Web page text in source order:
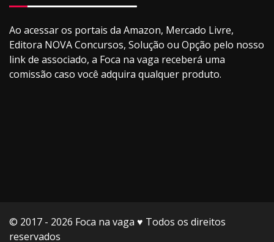
Ao acessar os portais da Amazon, Mercado Livre,
Editora NOVA Concursos, Solução ou Opção pelo nosso
link de associado, a Foca na vaga receberá uma
comissão caso você adquira qualquer produto.
© 2017 - 2026 Foca na vaga ♥️ Todos os direitos
reservados